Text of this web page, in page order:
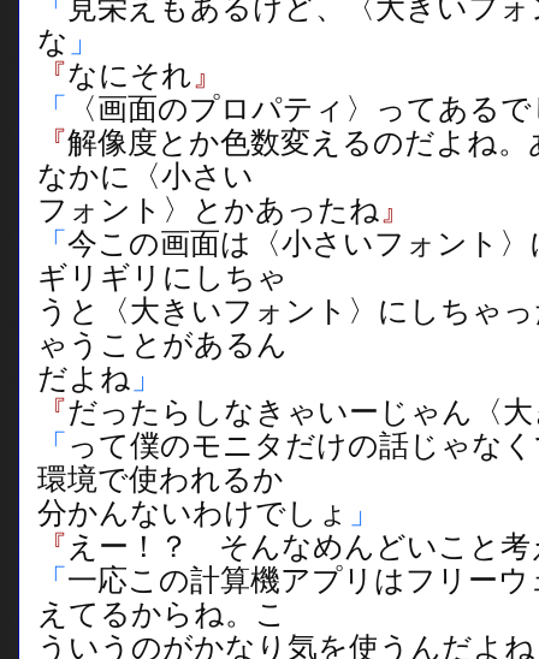
「 見栄えもあるけど、〈大きいフ
な 」
『なにそれ』
「 〈画面のプロパティ〉ってある
『解像度とか色数変えるのだよね
なかに〈小さい
フォント〉とかあったね』
「今この画面は〈小さいフォント
ギリギリにしちゃ
うと〈大きいフォント〉にしちゃ
ゃうことがあるん
だよね 」
『だったらしなきゃいーじゃん〈
「って僕のモニタだけの話じゃな
環境で使われるか
分かんないわけでしょ 」
『 えー！？ そんなめんどいこと考
「一応この計算機アプリはフリー
えてるからね。こ
ういうのがかなり気を使うんだよね